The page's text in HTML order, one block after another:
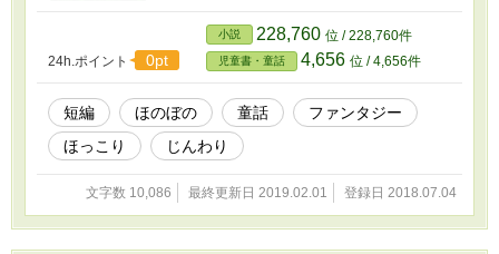
24h.ポイント 0pt
小説 228,760 位 / 228,760件
児童書・童話 4,656 位 / 4,656件
短編 ほのぼの 童話
ファンタジー
ほっこり
じんわり
文字数 10,086 最終更新日 2019.02.01 登録日 2018.07.04